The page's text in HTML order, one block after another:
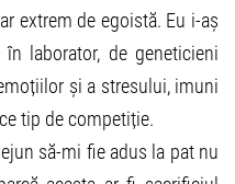
extrem de egoistă. Eu i-aș
laborator, de geneticieni
și a stresului, imuni
tip de competiție.
să-mi fie adus la pat nu